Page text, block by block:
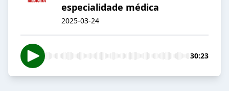
especialidade médica
2025-03-24
30:23